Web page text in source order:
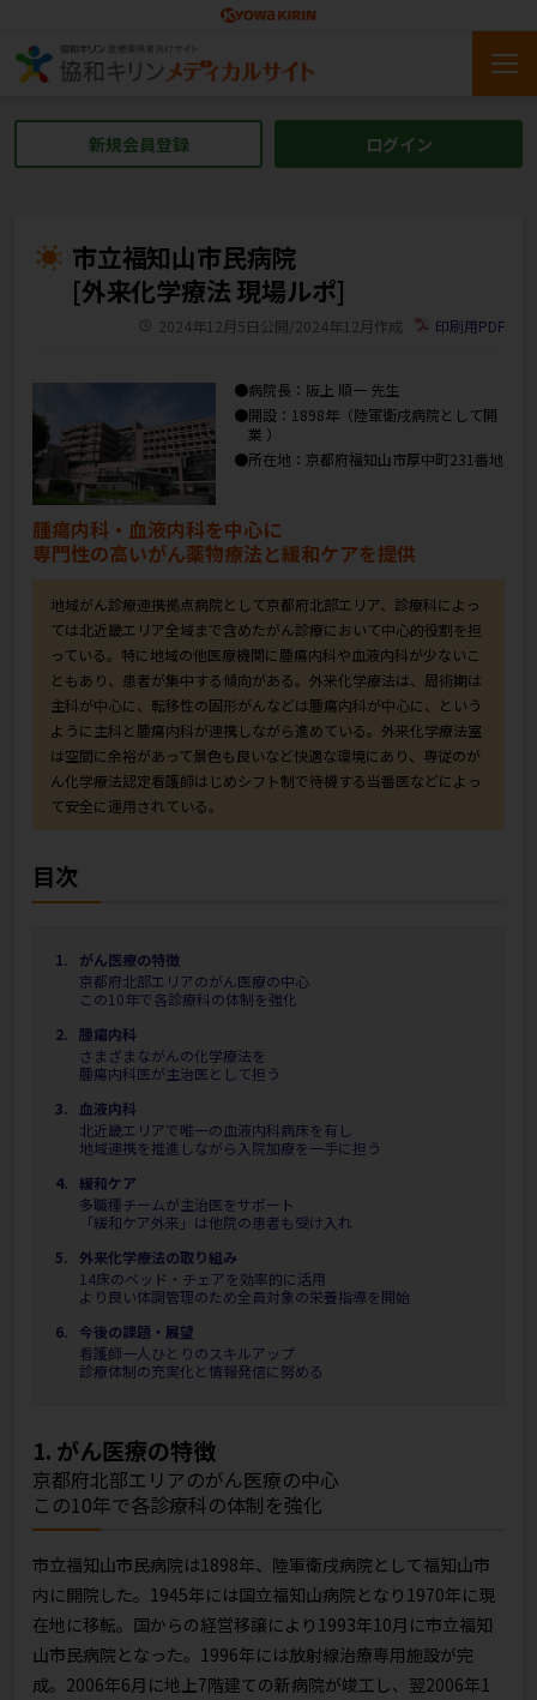
新規会員登録 ログイン
市立福知山市民病院
[外来化学療法 現場ルポ]
2024年12月5日公開/2024年12月作成 印刷用PDF
●病院長：阪上 順一 先生
●開設：1898年（陸軍衛戌病院として開
業 ）
●所在地：京都府福知山市厚中町231番地
腫瘍内科・血液内科を中心に
専門性の高いがん薬物療法と緩和ケアを提供
地域がん診療連携拠点病院として京都府北部エリア、診療科によっ
ては北近畿エリア全域まで含めたがん診療において中心的役割を担
っている。特に地域の他医療機関に腫瘍内科や血液内科が少ないこ
ともあり、患者が集中する傾向がある。外来化学療法は、周術期は
主科が中心に、転移性の固形がんなどは腫瘍内科が中心に、という
ように主科と腫瘍内科が連携しながら進めている。外来化学療法室
は空間に余裕があって景色も良いなど快適な環境にあり、専従のが
ん化学療法認定看護師はじめシフト制で待機する当番医などによっ
て安全に運用されている。
目次
がん医療の特徴
京都府北部エリアのがん医療の中心
この10年で各診療科の体制を強化
腫瘍内科
さまざまながんの化学療法を
腫瘍内科医が主治医として担う
血液内科
北近畿エリアで唯一の血液内科病床を有し
地域連携を推進しながら入院加療を一手に担う
緩和ケア
多職種チームが主治医をサポート
「緩和ケア外来」は他院の患者も受け入れ
外来化学療法の取り組み
14床のベッド・チェアを効率的に活用
より良い体調管理のため全員対象の栄養指導を開始
今後の課題・展望
看護師一人ひとりのスキルアップ
診療体制の充実化と情報発信に努める
1. がん医療の特徴
京都府北部エリアのがん医療の中心
この10年で各診療科の体制を強化
市立福知山市民病院は1898年、陸軍衛戌病院として福知山市
内に開院した。1945年には国立福知山病院となり1970年に現
在地に移転。国からの経営移譲により1993年10月に市立福知
山市民病院となった。1996年には放射線治療専用施設が完
成。2006年6月に地上7階建ての新病院が竣工し、翌2006年1